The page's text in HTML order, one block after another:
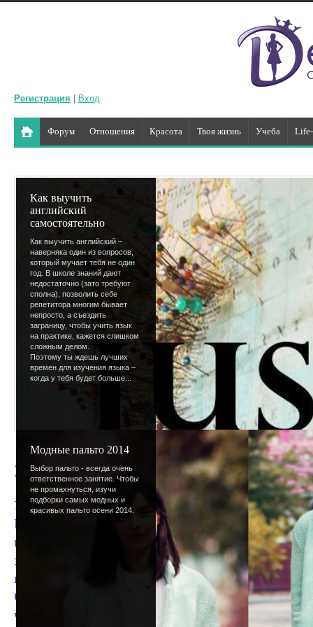
Регистрация Вход
Форум Отношения Красота Твоя жизнь Учеба
Как выучить
английский
самостоятельно
Как выучить английский –
наверняка один из вопросов,
который мучает тебя не один
год. В школе знаний дают
недостаточно (зато требуют
сполна), позволить себе
репетитора многим бывает
непросто, а съездить
заграницу, чтобы учить язык
на практике, кажется слишком
сложным делом.
Поэтому ты ждешь лучших
времен для изучения языка –
когда у тебя будет больше...
Модные пальто 2014
Выбор пальто - всегда очень
ответственное занятие. Чтобы
не промахнуться, изучи
подборки самых модных и
красивых пальто осени 2014.
Зимние каникулы
У кого-то давно, а у кого-то только сейчас
Прошла (увы!) самая маленькая учебная
половина учебного года позади. Быстро, да?
заканчивается 2008 год. Тоже стремительно и
временем уходит привычное понятие зимних
Строить снежные горки, и кататься с них. Только
что как раз только на одну горку и хватит.